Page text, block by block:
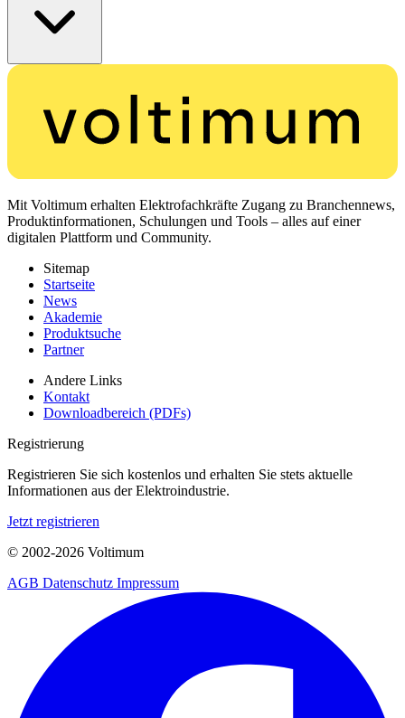
Mit Voltimum erhalten Elektrofachkräfte Zugang zu Branchennews,
Produktinformationen, Schulungen und Tools – alles auf einer
digitalen Plattform und Community.
Sitemap
Startseite
News
Akademie
Produktsuche
Partner
Andere Links
Kontakt
Downloadbereich (PDFs)
Registrierung
Registrieren Sie sich kostenlos und erhalten Sie stets aktuelle
Informationen aus der Elektroindustrie.
Jetzt registrieren
© 2002-2026 Voltimum
AGB Datenschutz Impressum